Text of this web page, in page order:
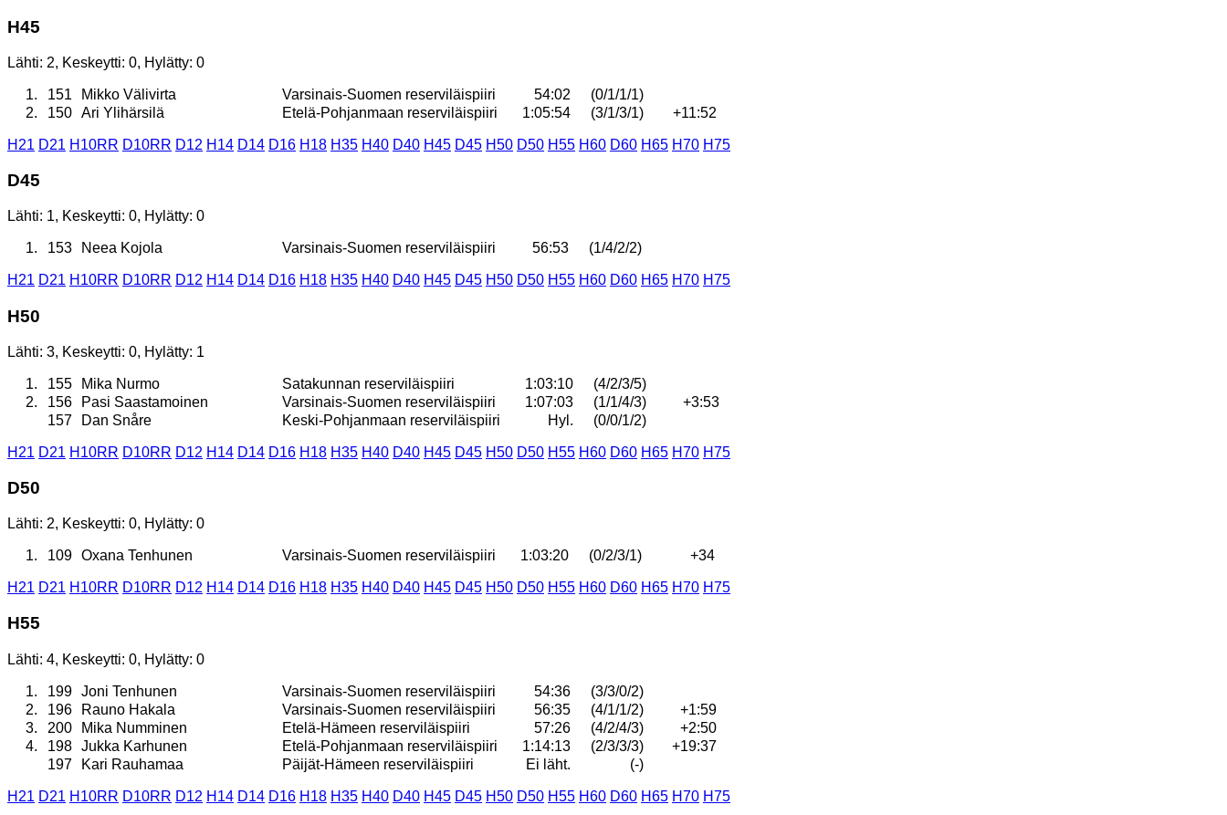
H45
Lähti: 2, Keskeytti: 0, Hylätty: 0
1. 151 Mikko Välivirta Varsinais-Suomen reserviläispiiri 54:02
(0/1/1/1)
2.
150 Ari Ylihärsilä Etelä-Pohjanmaan reserviläispiiri 1:05:54 (3/1/3/1) +11:52
H21 D21 H10RR D10RR D12 H14 D14 D16 H18 H35 H40 D40 H45 D45 H50 D50 H55 H60 D60 H65 H70 H75
D45
Lähti: 1, Keskeytti: 0, Hylätty: 0
1. 153 Neea Kojola Varsinais-Suomen reserviläispiiri 56:53 (1/4/2/2)
H21 D21 H10RR D10RR D12 H14 D14 D16 H18 H35 H40 D40 H45 D45 H50 D50 H55 H60 D60 H65 H70 H75
H50
Lähti: 3, Keskeytti: 0, Hylätty: 1
1. 155 Mika Nurmo Satakunnan reserviläispiiri 1:03:10
(4/2/3/5)
2.
156 Pasi Saastamoinen Varsinais-Suomen reserviläispiiri 1:07:03 (1/1/4/3)
+3:53
157
Dan Snåre Keski-Pohjanmaan reserviläispiiri Hyl. (0/0/1/2)
H21 D21 H10RR D10RR D12 H14 D14 D16 H18 H35 H40 D40 H45 D45 H50 D50 H55 H60 D60 H65 H70 H75
D50
Lähti: 2, Keskeytti: 0, Hylätty: 0
1. 109 Oxana Tenhunen Varsinais-Suomen reserviläispiiri 1:03:20 (0/2/3/1) +34
H21 D21 H10RR D10RR D12 H14 D14 D16 H18 H35 H40 D40 H45 D45 H50 D50 H55 H60 D60 H65 H70 H75
H55
Lähti: 4, Keskeytti: 0, Hylätty: 0
1. 199 Joni Tenhunen Varsinais-Suomen reserviläispiiri 54:36
(3/3/0/2)
2.
196 Rauno Hakala Varsinais-Suomen reserviläispiiri 56:35 (4/1/1/2)
+1:59
3.
200 Mika Numminen Etelä-Hämeen reserviläispiiri 57:26 (4/2/4/3)
+2:50
4.
198 Jukka Karhunen Etelä-Pohjanmaan reserviläispiiri 1:14:13 (2/3/3/3)
+19:37
197
Kari Rauhamaa Päijät-Hämeen reserviläispiiri Ei läht. (-)
H21 D21 H10RR D10RR D12 H14 D14 D16 H18 H35 H40 D40 H45 D45 H50 D50 H55 H60 D60 H65 H70 H75